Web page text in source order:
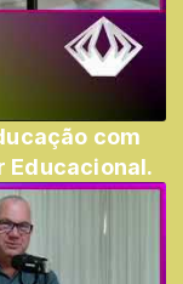
com
Educacional.